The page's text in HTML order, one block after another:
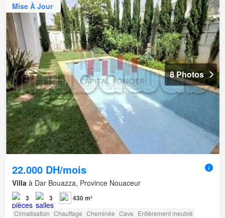
Mise À Jour
8 Photos
22.000 DH/mois
Villa à Dar Bouazza, Province Nouaceur
3 3 430 m²
Climatisation Chauffage Cheminée Cave Entièrement meublé